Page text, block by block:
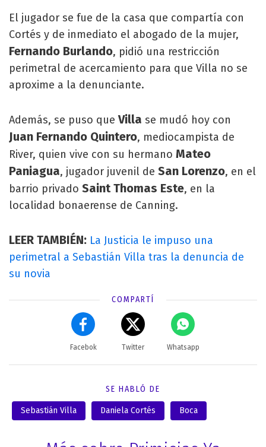
El jugador se fue de la casa que compartía con
Cortés y de inmediato el abogado de la mujer,
Fernando Burlando, pidió una restricción
perimetral de acercamiento para que Villa no se
aproxime a la denunciante.
Además, se puso queVilla se mudó hoy con
Juan Fernando Quintero, mediocampista de
River, quien vive con su hermano Mateo
Paniagua, jugador juvenil de San Lorenzo, en el
barrio privado Saint Thomas Este, en la
localidad bonaerense de Canning.
LEER TAMBIÉN: La Justicia le impuso una
perimetral a Sebastián Villa tras la denuncia de
su novia
COMPARTÍ
Facebok Twitter Whatsapp
SE HABLÓ DE
Sebastián Villa Daniela Cortés Boca